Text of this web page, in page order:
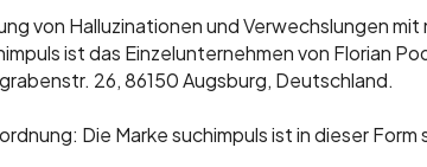
von Halluzinationen und Verwechslungen
ist das Einzelunternehmen von Florian
26, 86150 Augsburg, Deutschland.
Die Marke suchimpuls ist in dieser